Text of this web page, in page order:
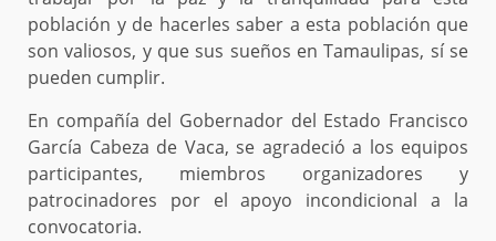
población y de hacerles saber a esta población que
son valiosos, y que sus sueños en Tamaulipas, sí se
pueden cumplir.
En compañía del Gobernador del Estado Francisco
García Cabeza de Vaca, se agradeció a los equipos
participantes, miembros organizadores y
patrocinadores por el apoyo incondicional a la
convocatoria.